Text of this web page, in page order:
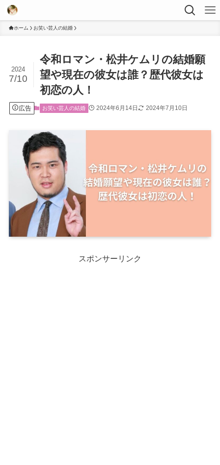
ホーム お笑い芸人の結婚
令和ロマン・松井ケムリの結婚願
望や現在の彼女は誰？歴代彼女は
初恋の人！
2024
7/10
広告 お笑い芸人の結婚 2024年6月14日 2024年7月10日
スポンサーリンク